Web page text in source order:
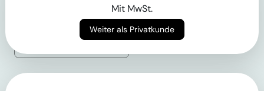
Mit MwSt.
Weiter als Privatkunde